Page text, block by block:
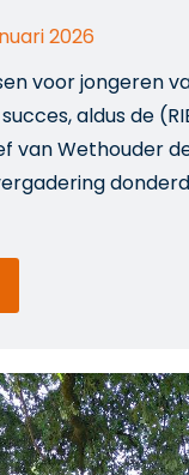
2026
voor jongeren
aldus de
van Wethouder